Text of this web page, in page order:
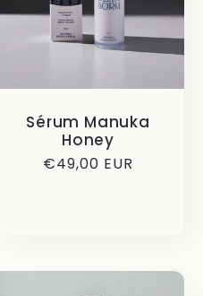
Sérum Manuka
Honey
Precio
€49,00 EUR